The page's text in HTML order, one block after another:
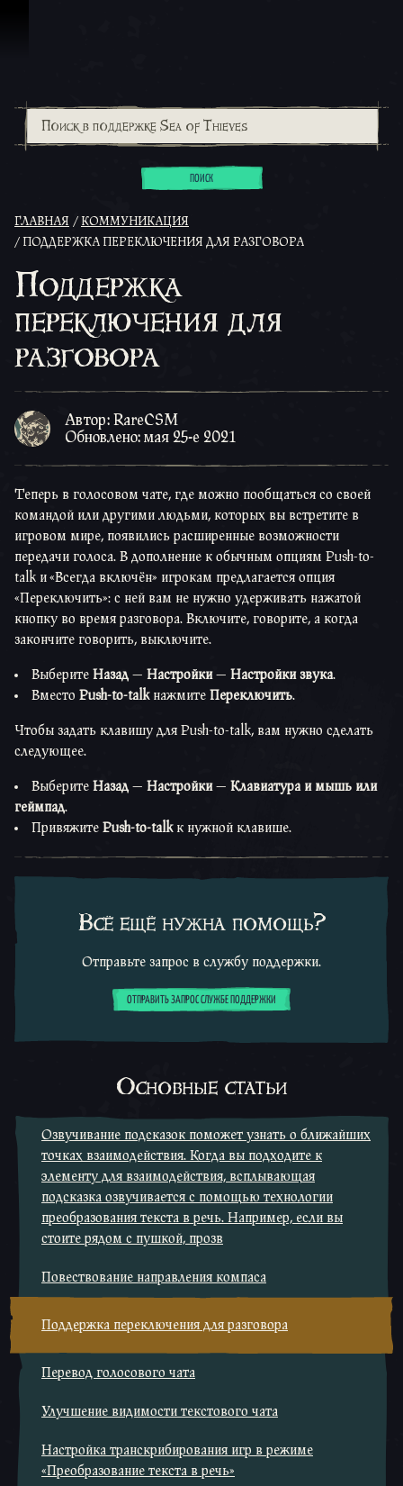
ПОИСК
ГЛАВНАЯ
КОММУНИКАЦИЯ
ПОДДЕРЖКА ПЕРЕКЛЮЧЕНИЯ ДЛЯ РАЗГОВОРА
Поддержка
переключения для
разговора
Автор: RareCSM
Обновлено: мая 25-е 2021
Теперь в голосовом чате, где можно пообщаться со своей
командой или другими людьми, которых вы встретите в
игровом мире, появились расширенные возможности
передачи голоса. В дополнение к обычным опциям Push-to-
talk и «Всегда включён» игрокам предлагается опция
«Переключить»: с ней вам не нужно удерживать нажатой
кнопку во время разговора. Включите, говорите, а когда
закончите говорить, выключите.
Выберите Назад— Настройки— Настройки звука.
Вместо Push-to-talkнажмите Переключить.
Чтобы задать клавишу для Push-to-talk, вам нужно сделать
следующее.
Выберите Назад— Настройки— Клавиатура и мышь или
геймпад.
Привяжите Push-to-talkк нужной клавише.
Всё ещё нужна помощь?
Отправьте запрос в службу поддержки.
ОТПРАВИТЬ ЗАПРОС СЛУЖБЕ ПОДДЕРЖКИ
Основные статьи
Озвучивание подсказок поможет узнать о ближайших
точках взаимодействия. Когда вы подходите к
элементу для взаимодействия, всплывающая
подсказка озвучивается с помощью технологии
преобразования текста в речь. Например, если вы
стоите рядом с пушкой, прозв
Повествование направления компаса
Поддержка переключения для разговора
Перевод голосового чата
Улучшение видимости текстового чата
Настройка транскрибирования игр в режиме
«Преобразование текста в речь»